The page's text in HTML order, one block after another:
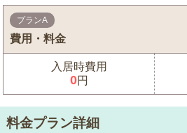
プランA
費用・料金
入居時費用
0円
料金プラン詳細